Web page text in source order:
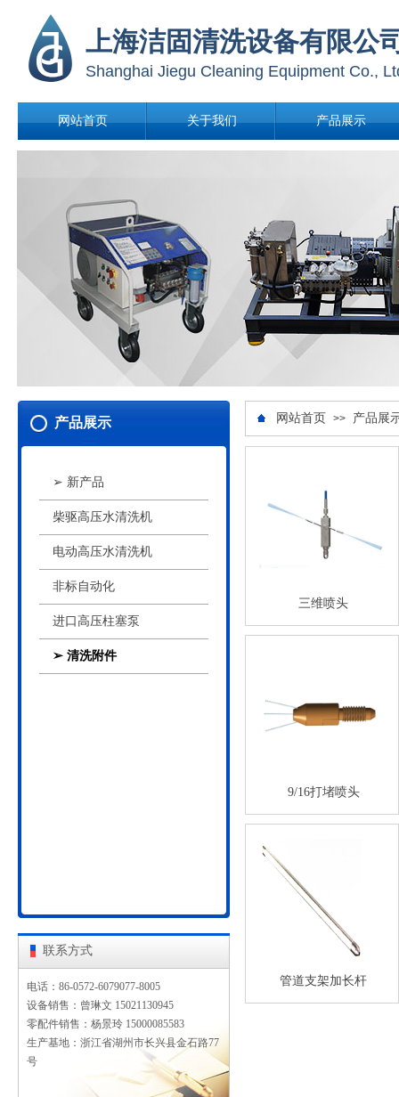
上海洁固清洗设备有限公
Shanghai Jiegu Cleaning Equipment Co.,
网站首页 关于我们 产品展示
➢ 新产品
柴驱高压水清洗机
电动高压水清洗机
非标自动化
进口高压柱塞泵
➢ 清洗附件
产品展示 网站首页 >> 产品展
三维喷头
9/16打堵喷头
管道支架加长杆
电话：86-0572-6079077-8005
设备销售：曾琳文 15021130945
零配件销售：杨景玲 15000085583
生产基地：浙江省湖州市长兴县金石路77
号
联系方式